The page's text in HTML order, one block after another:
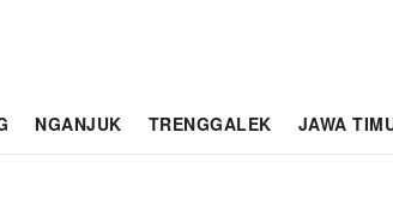
NGANJUK TRENGGALEK JAWA